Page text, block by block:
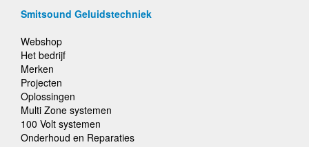
Smitsound Geluidstechniek
Webshop
Het bedrijf
Merken
Projecten
Oplossingen
Multi Zone systemen
100 Volt systemen
Onderhoud en Reparaties